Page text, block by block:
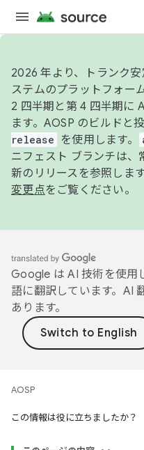
2026 年より、トランク
ステムのプラットフォー
2 四半期と第 4 四半期に
ます。AOSP のビルドと
release
を使用します。
ニフェスト ブランチは、
新のリリースを参照しま
変更点をご覧ください。
Google は AI 技術を使用
語に翻訳しています。AI
あります。
AOSP
この情報は役に立ちましたか？